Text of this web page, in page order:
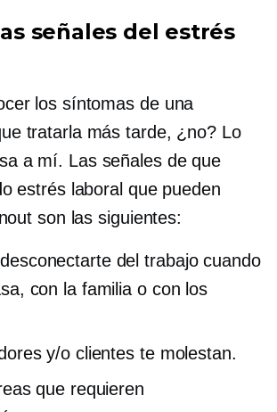
señales del estrés
los síntomas de una
tratarla más tarde, ¿no? Lo
a mí. Las señales de que
estrés laboral que pueden
son las siguientes:
del trabajo cuando
con la familia o con los
y/o clientes te molestan.
que requieren